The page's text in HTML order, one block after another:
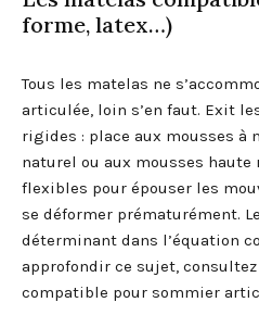
forme, latex…)
Tous les matelas ne
articulée, loin s’en faut. Exit
rigides : place aux mousses à
naturel ou aux mousses
flexibles pour épouser les
se déformer prématurément.
déterminant dans l’équation
approfondir ce sujet,
compatible pour sommier